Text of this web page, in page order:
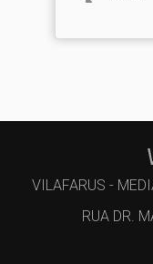
VILAFARUS -
RUA DR.